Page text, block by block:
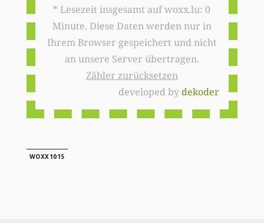
* Lesezeit insgesamt auf woxx.lu: 0
Minute. Diese Daten werden nur in
Ihrem Browser gespeichert und nicht
an unsere Server übertragen.
Zähler zurücksetzen
developed bydekoder
WOXX1015